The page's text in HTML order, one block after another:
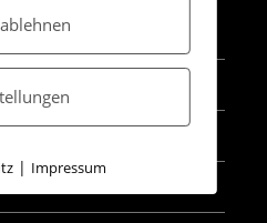
Geschlossen!
09:00 – 13:00, 15:00 – 18:30
| Impressum